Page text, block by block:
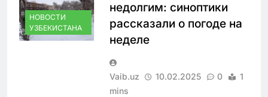
НОВОСТИ
УЗБЕКИСТАНА
недолгим: синоптики
рассказали о погоде на
неделе
Vaib.uz 10.02.2025 0
1
mins